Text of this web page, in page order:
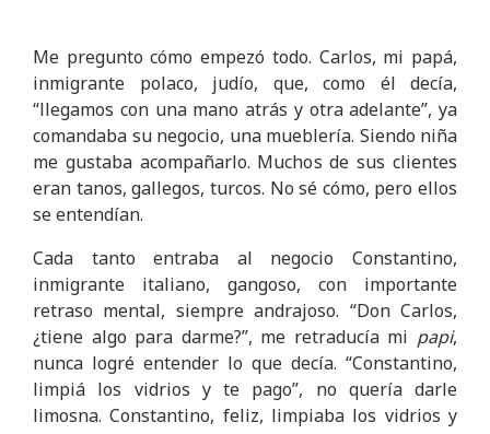
Me pregunto cómo empezó todo. Carlos, mi papá,
inmigrante polaco, judío, que, como él decía,
“llegamos con una mano atrás y otra adelante”, ya
comandaba su negocio, una mueblería. Siendo niña
me gustaba acompañarlo. Muchos de sus clientes
eran tanos, gallegos, turcos. No sé cómo, pero ellos
se entendían.
Cada tanto entraba al negocio Constantino,
inmigrante italiano, gangoso, con importante
retraso mental, siempre andrajoso. “Don Carlos,
¿tiene algo para darme?”, me retraducía mi papi,
nunca logré entender lo que decía. “Constantino,
limpiá los vidrios y te pago”, no quería darle
limosna. Constantino, feliz, limpiaba los vidrios y